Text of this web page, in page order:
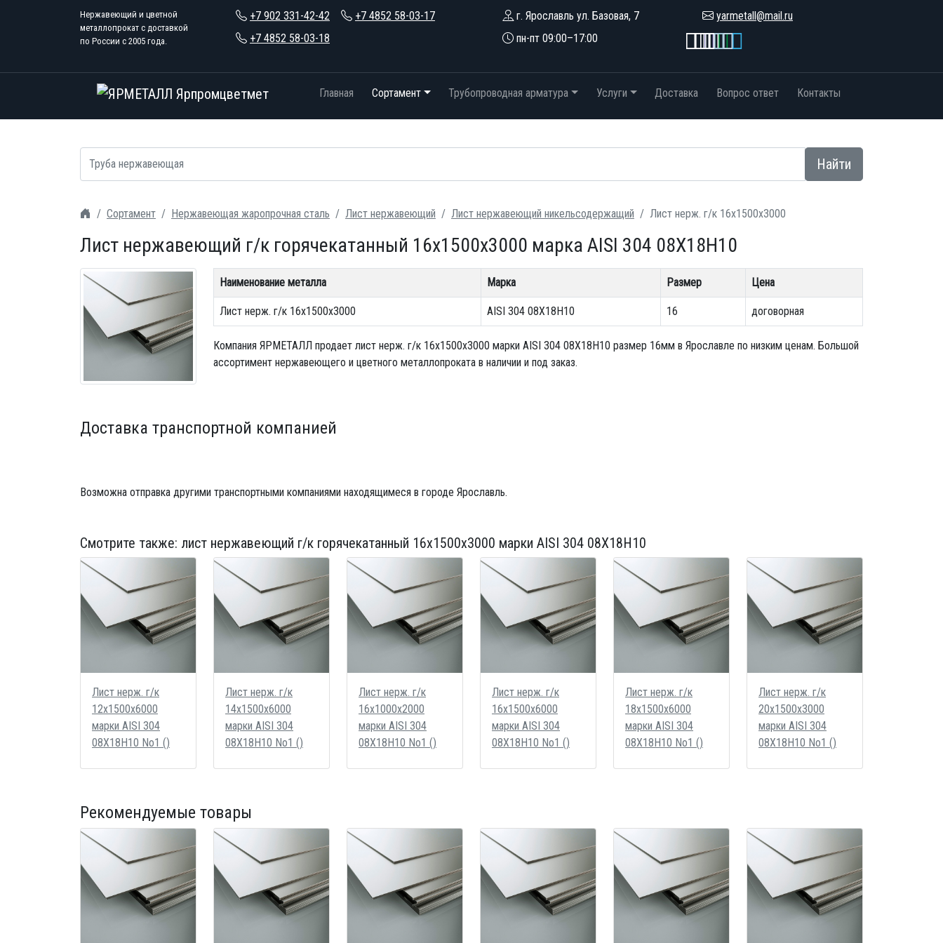
Нержавеющий и цветной
металлопрокат с доставкой
по России с 2005 года.
+7 902 331-42-42
+7 4852 58-03-17
+7 4852 58-03-18
г. Ярославль ул. Базовая, 7
пн-пт 09:00–17:00
yarmetall@mail.ru
Главная Сортамент Трубопроводная арматура Услуги Доставка Вопрос ответ Контакты
Найти
Сортамент Нержавеющая жаропрочная сталь Лист нержавеющий Лист нержавеющий никельсодержащий Лист нерж. г/к 16х1500х3000
Лист нержавеющий г/к горячекатанный 16х1500х3000 марка AISI 304 08Х18Н10
Наименование металла Марка Размер Цена
Лист нерж. г/к 16х1500х3000 AISI 304 08Х18Н10 16 договорная
Компания ЯРМЕТАЛЛ продает лист нерж. г/к 16х1500х3000 марки AISI 304 08Х18Н10 размер 16мм в Ярославле по низким ценам. Большой
ассортимент нержавеющего и цветного металлопроката в наличии и под заказ.
Доставка транспортной компанией
Возможна отправка другими транспортными компаниями находящимеся в городе Ярославль.
Смотрите также: лист нержавеющий г/к горячекатанный 16х1500х3000 марки AISI 304 08Х18Н10
Лист нерж. г/к
12х1500х6000
марки AISI 304
08Х18Н10 No1 ()
Лист нерж. г/к
14х1500х6000
марки AISI 304
08Х18Н10 No1 ()
Лист нерж. г/к
16х1000х2000
марки AISI 304
08Х18Н10 No1 ()
Лист нерж. г/к
16х1500х6000
марки AISI 304
08Х18Н10 No1 ()
Лист нерж. г/к
18х1500х6000
марки AISI 304
08Х18Н10 No1 ()
Лист нерж. г/к
20х1500х3000
марки AISI 304
08Х18Н10 No1 ()
Рекомендуемые товары